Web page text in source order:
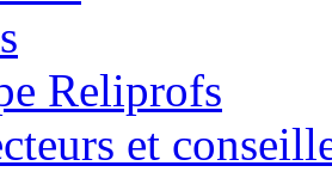
Reliprofs
et